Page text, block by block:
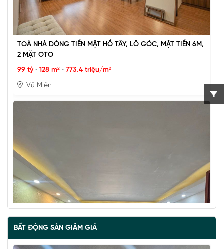
TOÀ NHÀ DÒNG TIỀN MẶT HỒ TÂY, LÔ GÓC, MẶT TIỀN 6M,
2 MẶT OTO
99 tỷ • 128 m² • 773.4 triệu/m²
Vũ Miên
BẤT ĐỘNG SẢN GIẢM GIÁ